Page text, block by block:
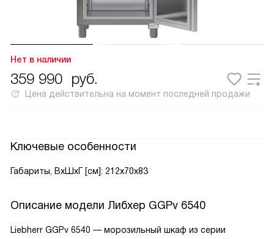
Нет в наличии
359 990 руб.
Цена действительна на момент последней продажи
Ключевые особенности
Габариты, ВxШxГ [см]: 212x70x83
Описание модели Либхер GGPv 6540
Liebherr GGPv 6540 — морозильный шкаф из серии